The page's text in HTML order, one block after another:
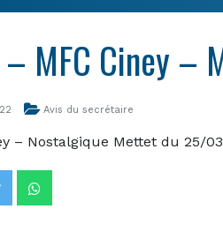
– MFC Ciney –
Avis du secrétaire
– Nostalgique Mettet du 25/